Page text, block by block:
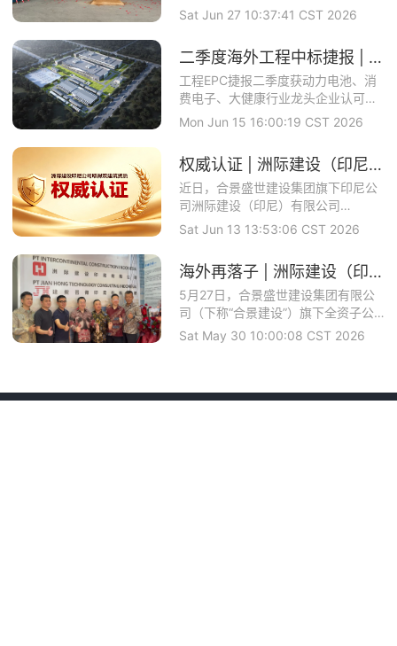
世建设集团旗下全...
Sat Jun 27 10:37:41 CST 2026
二季度海外工程中标捷报 | 洲际建设马来公司中标理士国际项目
工程EPC捷报二季度获动力电池、消
费电子、大健康行业龙头企业认可合
景智慧建设攻坚...
Mon Jun 15 16:00:19 CST 2026
权威认证 | 洲际建设（印尼）成功取得印尼政府颁发的工业建筑与钢结构双资质
近日，合景盛世建设集团旗下印尼公
司洲际建设（印尼）有限公司
（PTINTERCON...
Sat Jun 13 13:53:06 CST 2026
海外再落子 | 洲际建设（印度尼西亚）有限公司开业庆典圆满举办
5月27日，合景盛世建设集团有限公
司（下称“合景建设”）旗下全资子公
司——洲际建...
Sat May 30 10:00:08 CST 2026